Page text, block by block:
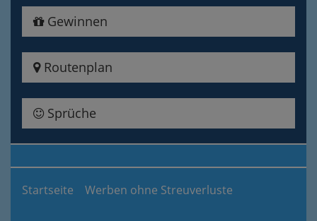
Gewinnen
Routenplan
Sprüche
Startseite Werben ohne Streuverluste